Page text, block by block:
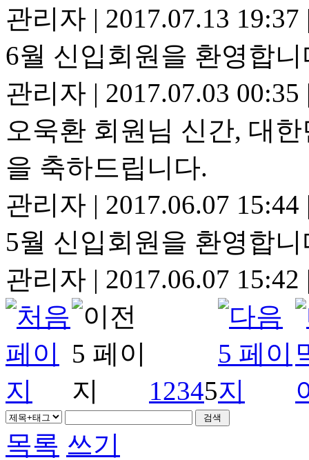
관리자 | 2017.07.13 19:37
6월 신입회원을 환영합니
관리자 | 2017.07.03 00:35
오욱환 회원님 신간, 대
을 축하드립니다.
관리자 | 2017.06.07 15:44
5월 신입회원을 환영합니
관리자 | 2017.06.07 15:42
12345
목록 쓰기